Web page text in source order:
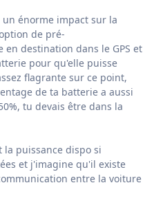
énorme impact sur la
de pré-
destination dans le GPS et
pour qu'elle puisse
flagrante sur ce point,
de ta batterie a aussi
tu devais être dans la
puissance dispo si
et j'imagine qu'il existe
entre la voiture